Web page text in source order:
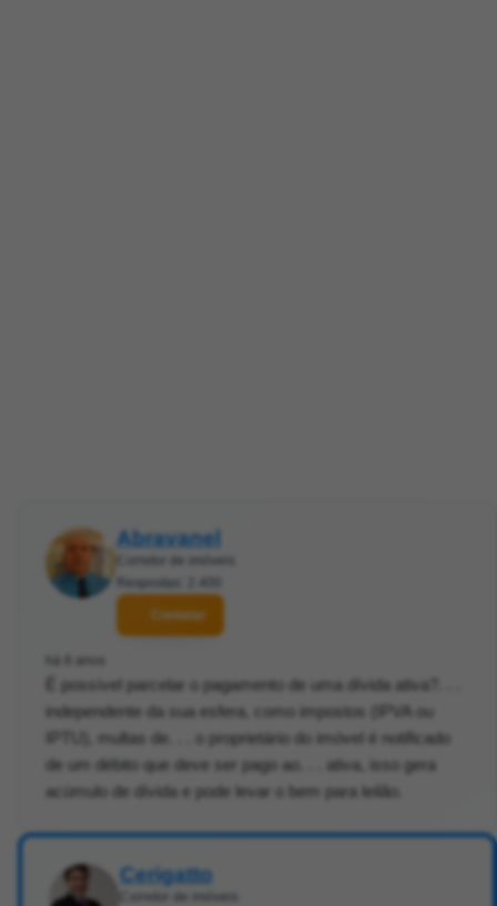
Abravanel
Corretor de imóveis
Respostas: 2.400
Contatar
há 6 anos
É possível parcelar o pagamento de uma dívida ativa?. . .
independente da sua esfera, como impostos (IPVA ou
IPTU), multas de. . . o proprietário do imóvel é notificado
de um débito que deve ser pago ao. . . ativa, isso gera
acúmulo de dívida e pode levar o bem para leilão.
Cerigatto
Corretor de imóveis